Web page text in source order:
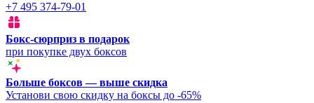
+7 495 374-79-01
Бокс-сюрприз в подарок
при покупке двух боксов
Больше боксов — выше скидка
Установи свою скидку на боксы до -65%